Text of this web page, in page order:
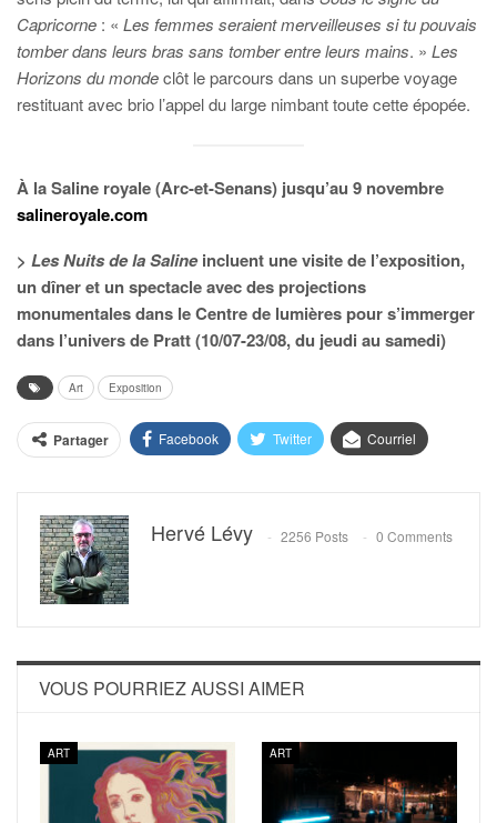
Capricorne : « Les femmes seraient merveilleuses si tu pouvais
tomber dans leurs bras sans tomber entre leurs mains. » Les
Horizons du mondeclôt le parcours dans un superbe voyage
restituant avec brio l’appel du large nimbant toute cette épopée.
À la Saline royale (Arc-et-Senans) jusqu’au 9 novembre
salineroyale.com
> Les Nuits de la Salineincluent une visite de l’exposition,
un dîner et un spectacle avec des projections
monumentales dans le Centre de lumières pour s’immerger
dans l’univers de Pratt (10/07-23/08, du jeudi au samedi)
Art Exposition
Partager Facebook Twitter Courriel
Hervé Lévy 2256 Posts 0 Comments
VOUS POURRIEZ AUSSI AIMER
ART ART